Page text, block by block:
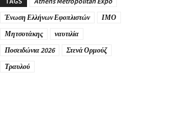
Ένωση Ελλήνων Εφοπλιστών
ΙΜΟ
Μητσοτάκης
ναυτιλία
Ποσειδώνια 2026
Στενά Ορμούζ
Τραυλού